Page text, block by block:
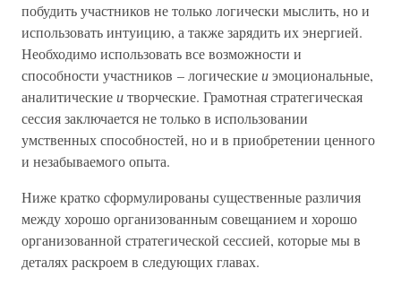
побудить участников не только логически мыслить, но и
использовать интуицию, а также зарядить их энергией.
Необходимо использовать все возможности и
способности участников – логическиеиэмоциональные,
аналитическиеитворческие. Грамотная стратегическая
сессия заключается не только в использовании
умственных способностей, но и в приобретении ценного
и незабываемого опыта.
Ниже кратко сформулированы существенные различия
между хорошо организованным совещанием и хорошо
организованной стратегической сессией, которые мы в
деталях раскроем в следующих главах.